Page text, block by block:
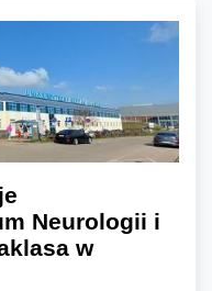
Neurologii i
w